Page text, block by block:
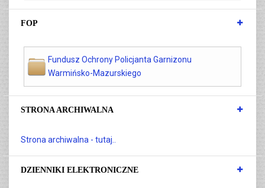
FOP
Fundusz Ochrony Policjanta Garnizonu
Warmińsko-Mazurskiego
STRONA ARCHIWALNA
Strona archiwalna - tutaj..
DZIENNIKI ELEKTRONICZNE